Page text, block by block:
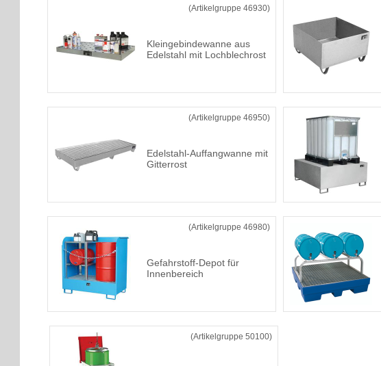
(Artikelgruppe 46930)
Kleingebindewanne aus
Edelstahl mit Lochblechrost
(Artikelgruppe 46950)
Edelstahl-Auffangwanne mit
Gitterrost
(Artikelgruppe 46980)
Gefahrstoff-Depot für
Innenbereich
(Artikelgruppe 50100)